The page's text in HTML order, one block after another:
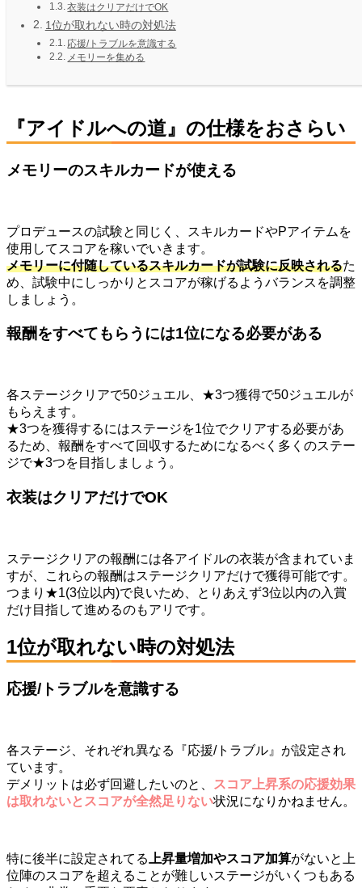
衣装はクリアだけでOK
1位が取れない時の対処法
応援/トラブルを意識する
メモリーを集める
『アイドルへの道』の仕様をおさらい
メモリーのスキルカードが使える
プロデュースの試験と同じく、スキルカードやPアイテムを
使用してスコアを稼いでいきます。
メモリーに付随しているスキルカードが試験に反映されるた
め、試験中にしっかりとスコアが稼げるようバランスを調整
しましょう。
報酬をすべてもらうには1位になる必要がある
各ステージクリアで50ジュエル、★3つ獲得で50ジュエルが
もらえます。
★3つを獲得するにはステージを1位でクリアする必要があ
るため、報酬をすべて回収するためになるべく多くのステー
ジで★3つを目指しましょう。
衣装はクリアだけでOK
ステージクリアの報酬には各アイドルの衣装が含まれていま
すが、これらの報酬はステージクリアだけで獲得可能です。
つまり★1(3位以内)で良いため、とりあえず3位以内の入賞
だけ目指して進めるのもアリです。
1位が取れない時の対処法
応援/トラブルを意識する
各ステージ、それぞれ異なる『応援/トラブル』が設定され
ています。
デメリットは必ず回避したいのと、
スコア上昇系の応援効果
は取れないとスコアが全然足りない状況になりかねません。
特に後半に設定されてる 上昇量増加やスコア加算がないと上
位陣のスコアを超えることが難しいステージがいくつもある